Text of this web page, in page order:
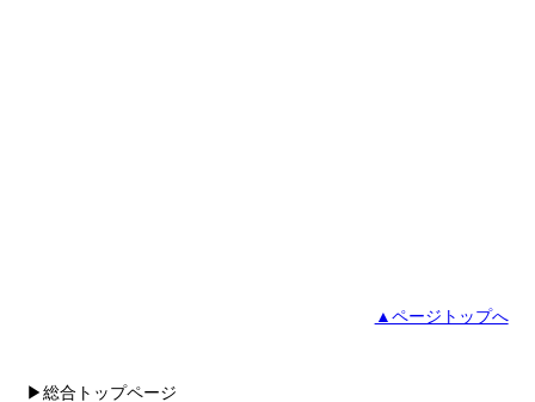
▲ページトップへ
▶総合トップページ